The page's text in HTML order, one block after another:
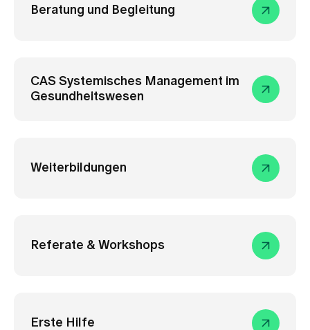
Beratung und Begleitung
CAS Systemisches Management im
Gesundheitswesen
Weiterbildungen
Referate & Workshops
Erste Hilfe